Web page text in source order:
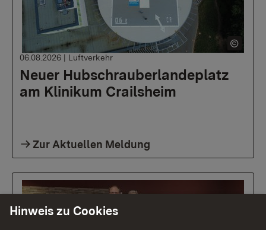
Neuer Hubschrauberlandeplatz
am Klinikum Crailsheim
06.08.2026 | Luftverkehr
Zur Aktuellen Meldung
Hinweis zu Cookies